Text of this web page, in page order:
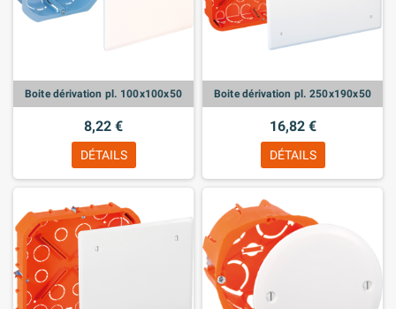
Boite dérivation pl. 100x100x50
8,22 €
DÉTAILS
Boite dérivation pl. 250x190x50
16,82 €
DÉTAILS